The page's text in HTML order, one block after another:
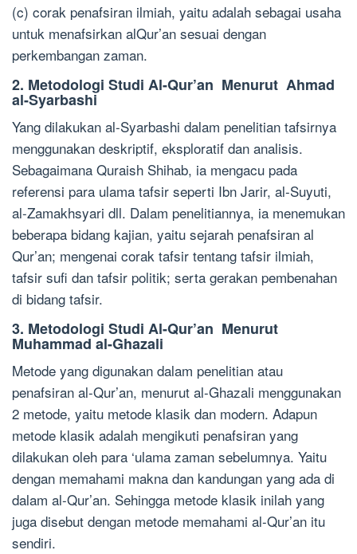
(c) corak penafsiran ilmiah, yaitu adalah sebagai usaha
untuk menafsirkan alQur’an sesuai dengan
perkembangan zaman.
2. Metodologi Studi Al-Qur’an Menurut Ahmad
al-Syarbashi
Yang dilakukan al-Syarbashi dalam penelitian tafsirnya
menggunakan deskriptif, eksploratif dan analisis.
Sebagaimana Quraish Shihab, ia mengacu pada
referensi para ulama tafsir seperti Ibn Jarir, al-Suyuti,
al-Zamakhsyari dll. Dalam penelitiannya, ia menemukan
beberapa bidang kajian, yaitu sejarah penafsiran al
Qur’an; mengenai corak tafsir tentang tafsir ilmiah,
tafsir sufi dan tafsir politik; serta gerakan pembenahan
di bidang tafsir.
3. Metodologi Studi Al-Qur’an Menurut
Muhammad al-Ghazali
Metode yang digunakan dalam penelitian atau
penafsiran al-Qur’an, menurut al-Ghazali menggunakan
2 metode, yaitu metode klasik dan modern. Adapun
metode klasik adalah mengikuti penafsiran yang
dilakukan oleh para ‘ulama zaman sebelumnya. Yaitu
dengan memahami makna dan kandungan yang ada di
dalam al-Qur’an. Sehingga metode klasik inilah yang
juga disebut dengan metode memahami al-Qur’an itu
sendiri.